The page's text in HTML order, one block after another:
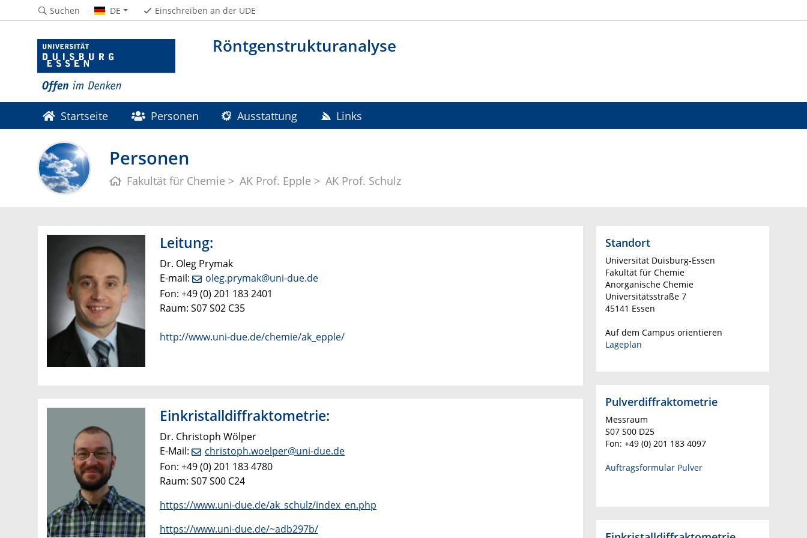
Röntgenstrukturanalyse
Suchen DE Einschreiben an der UDE
Startseite Personen Ausstattung Links
Personen
Fakultät für Chemie AK Prof. Epple AK Prof. Schulz
Leitung:
Dr. Oleg Prymak
E-mail:
oleg.prymak@uni-due.de
Fon: +49 (0) 201 183 2401
Raum: S07 S02 C35
http://www.uni-due.de/chemie/ak_epple/
Einkristalldiffraktometrie:
Dr. Christoph Wölper
E-Mail:
christoph.woelper@uni-due.de
Fon: +49 (0) 201 183 4780
Raum: S07 S00 C24
https://www.uni-due.de/ak_schulz/index_en.php
https://www.uni-due.de/~adb297b/
Standort
Universität Duisburg-Essen
Fakultät für Chemie
Anorganische Chemie
Universitätsstraße 7
45141 Essen
Auf dem Campus orientieren
Lageplan
Pulverdiffraktometrie
Messraum
S07 S00 D25
Fon: +49 (0) 201 183 4097
Auftragsformular Pulver